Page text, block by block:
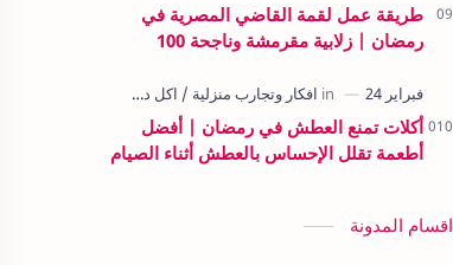
طريقة عمل لقمة القاضي المصرية في
رمضان | زلابية مقرمشة وناجحة 100
أكلات تمنع العطش في رمضان | أفضل
أطعمة تقلل الإحساس بالعطش أثناء الصيام
اقسام المدونة